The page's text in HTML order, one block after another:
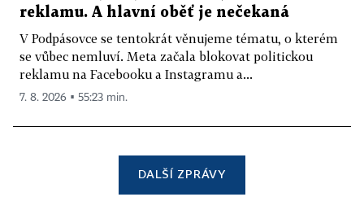
reklamu. A hlavní oběť je nečekaná
V Podpásovce se tentokrát věnujeme tématu, o kterém
se vůbec nemluví. Meta začala blokovat politickou
reklamu na Facebooku a Instagramu a...
7. 8. 2026 ▪ 55:23 min.
DALŠÍ ZPRÁVY